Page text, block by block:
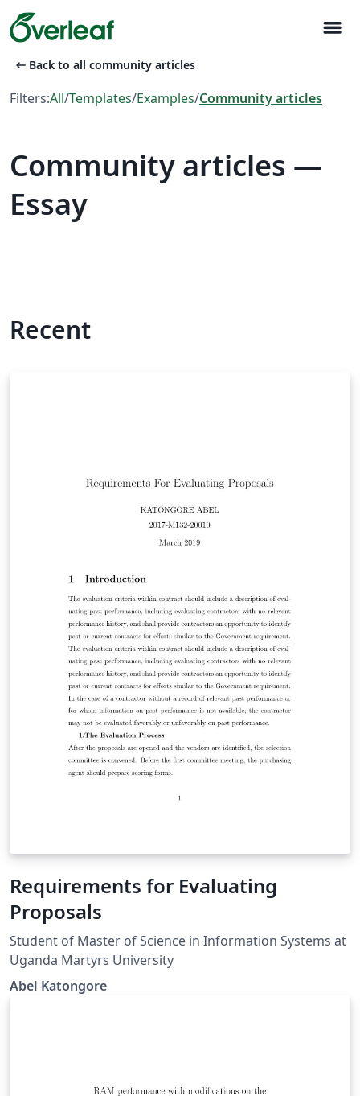
menu
arrow_left_alt Back to all community articles
Filters:All/Templates/Examples/Community articles
Community articles —
Essay
Recent
Requirements for Evaluating
Proposals
Student of Master of Science in Information Systems at
Uganda Martyrs University
Abel Katongore